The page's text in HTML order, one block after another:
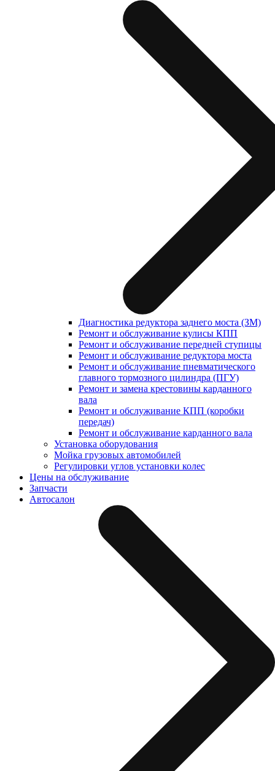
Диагностика редуктора заднего моста (ЗМ)
Ремонт и обслуживание кулисы КПП
Ремонт и обслуживание передней ступицы
Ремонт и обслуживание редуктора моста
Ремонт и обслуживание пневматического
главного тормозного цилиндра (ПГУ)
Ремонт и замена крестовины карданного
вала
Ремонт и обслуживание КПП (коробки
передач)
Ремонт и обслуживание карданного вала
Установка оборудования
Мойка грузовых автомобилей
Регулировки углов установки колес
Цены на обслуживание
Запчасти
Автосалон